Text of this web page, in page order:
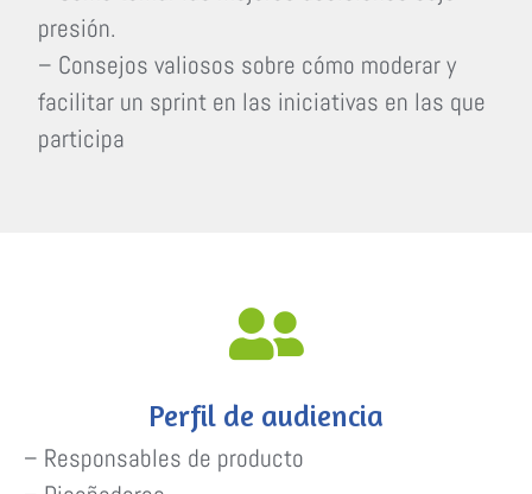
presión.
– Consejos valiosos sobre cómo moderar y
facilitar un sprint en las iniciativas en las que
participa
Perfil de audiencia
– Responsables de producto